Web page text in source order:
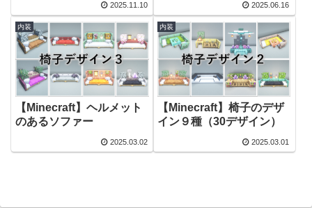
2025.11.10 2025.06.16
内装
【Minecraft】ヘルメット
のあるソファー
2025.03.02
内装
【Minecraft】椅子のデザ
イン９種（30デザイン）
2025.03.01